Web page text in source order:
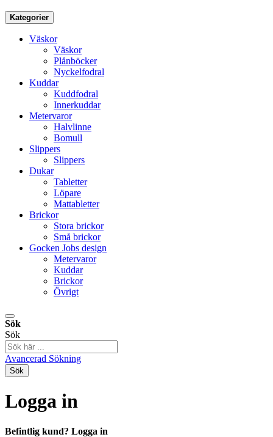
Kategorier
Väskor
Väskor
Plånböcker
Nyckelfodral
Kuddar
Kuddfodral
Innerkuddar
Metervaror
Halvlinne
Bomull
Slippers
Slippers
Dukar
Tabletter
Löpare
Mattabletter
Brickor
Stora brickor
Små brickor
Gocken Jobs design
Metervaror
Kuddar
Brickor
Övrigt
Sök
Sök
Avancerad Sökning
Sök
Logga in
Befintlig kund? Logga in